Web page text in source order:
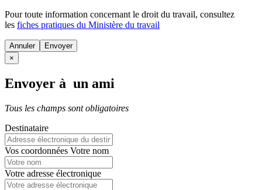
Pour toute information concernant le droit du travail, consultez
les fiches pratiques du Ministère du travail
Annuler
×
Envoyer à un ami
Tous les champs sont obligatoires
Destinataire
Vos coordonnées Votre nom
Votre adresse électronique